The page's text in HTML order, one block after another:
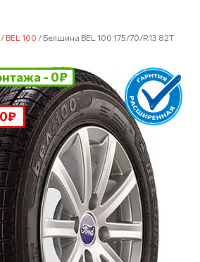
/ BEL 100 / Белшина BEL 100 175/70/R13 82T
- 0₽